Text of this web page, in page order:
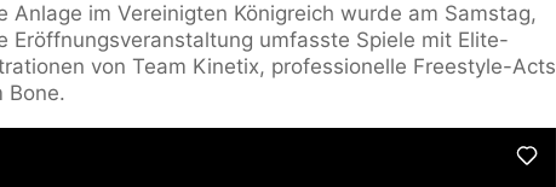
im Vereinigten Königreich wurde am Samstag,
Eröffnungsveranstaltung umfasste Spiele mit Elite-
von Team Kinetix, professionelle Freestyle-Acts
Bone.